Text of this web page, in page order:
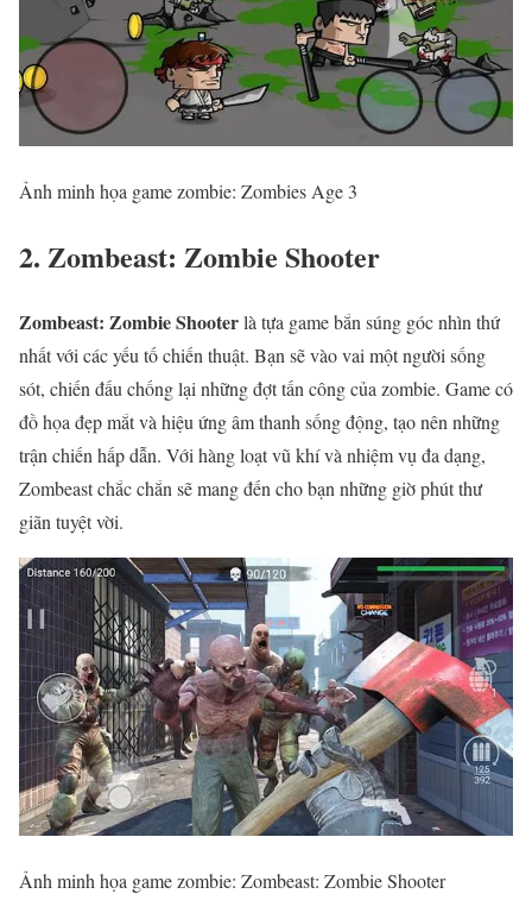
Ảnh minh họa game zombie: Zombies Age 3
2. Zombeast: Zombie Shooter
Zombeast: Zombie Shooterlà tựa game bắn súng góc nhìn thứ
nhất với các yếu tố chiến thuật. Bạn sẽ vào vai một người sống
sót, chiến đấu chống lại những đợt tấn công của zombie. Game có
đồ họa đẹp mắt và hiệu ứng âm thanh sống động, tạo nên những
trận chiến hấp dẫn. Với hàng loạt vũ khí và nhiệm vụ đa dạng,
Zombeast chắc chắn sẽ mang đến cho bạn những giờ phút thư
giãn tuyệt vời.
Ảnh minh họa game zombie: Zombeast: Zombie Shooter